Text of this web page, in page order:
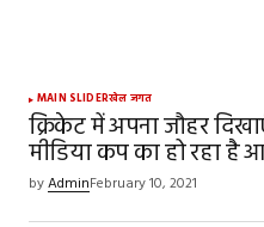
MAIN SLIDERखेल जगत
क्रिकेट में अपना जौहर
मीडिया कप का हो रहा है
byAdminFebruary 10, 2021